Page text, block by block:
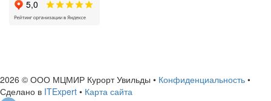
2026 © ООО МЦМИР Курорт Увильды • Конфиденциальность •
Сделано в ITExpert • Карта сайта